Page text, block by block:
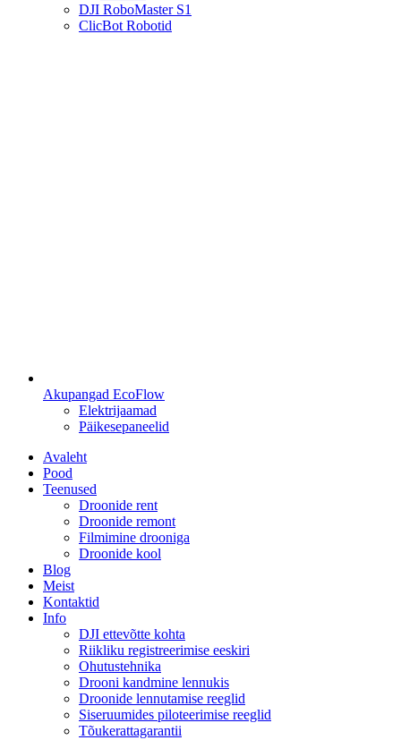
DJI RoboMaster S1
ClicBot Robotid
Akupangad EcoFlow
Elektrijaamad
Päikesepaneelid
Avaleht
Pood
Teenused
Droonide rent
Droonide remont
Filmimine drooniga
Droonide kool
Blog
Meist
Kontaktid
Info
DJI ettevõtte kohta
Riikliku registreerimise eeskiri
Ohutustehnika
Drooni kandmine lennukis
Droonide lennutamise reeglid
Siseruumides piloteerimise reeglid
Tõukerattagarantii